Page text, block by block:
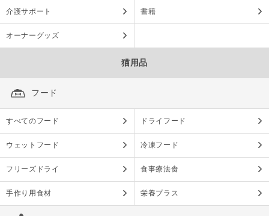
介護サポート 書籍
オーナーグッズ
猫用品
フード
すべてのフード ドライフード
ウェットフード 冷凍フード
フリーズドライ 食事療法食
手作り用食材 栄養プラス